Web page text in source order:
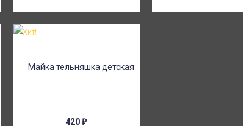
420₽
Хит!